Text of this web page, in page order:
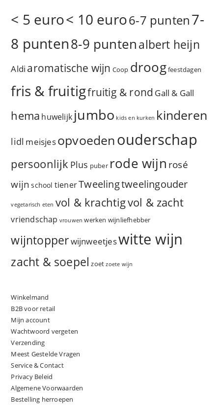
< 5 euro< 10 euro6-7 punten7-
8 punten8-9 puntenalbert heijn
Aldi aromatische wijn Coop droogfeestdagen
fris & fruitigfruitig & rond Gall & Gall
hema huwelijk jumbo kids en kurken kinderen
lidl meisjesopvoedenouderschap
persoonlijk Plus puber rode wijn rosé
wijn school tienerTweelingtweelingouder
vegetarisch eten vol & krachtigvol & zacht
vriendschap vrouwen werken wijnliefhebber
wijntopperwijnweetjeswitte wijn
zacht & soepel zoet zoete wijn
Winkelmand
B2B voor retail
Mijn account
Wachtwoord vergeten
Verzending
Meest Gestelde Vragen
Service & Contact
Privacy Beleid
Algemene Voorwaarden
Bestelling herroepen